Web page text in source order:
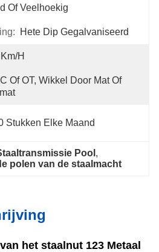
Of Veelhoekig
Hete Dip Gegalvaniseerd
h
Of OT, Wikkel Door Mat Of
Stukken Elke Maand
Pool ,
polen van de staalmacht
het staalnut 123 Metaal